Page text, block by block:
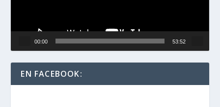
00:00 53:52
EN FACEBOOK: